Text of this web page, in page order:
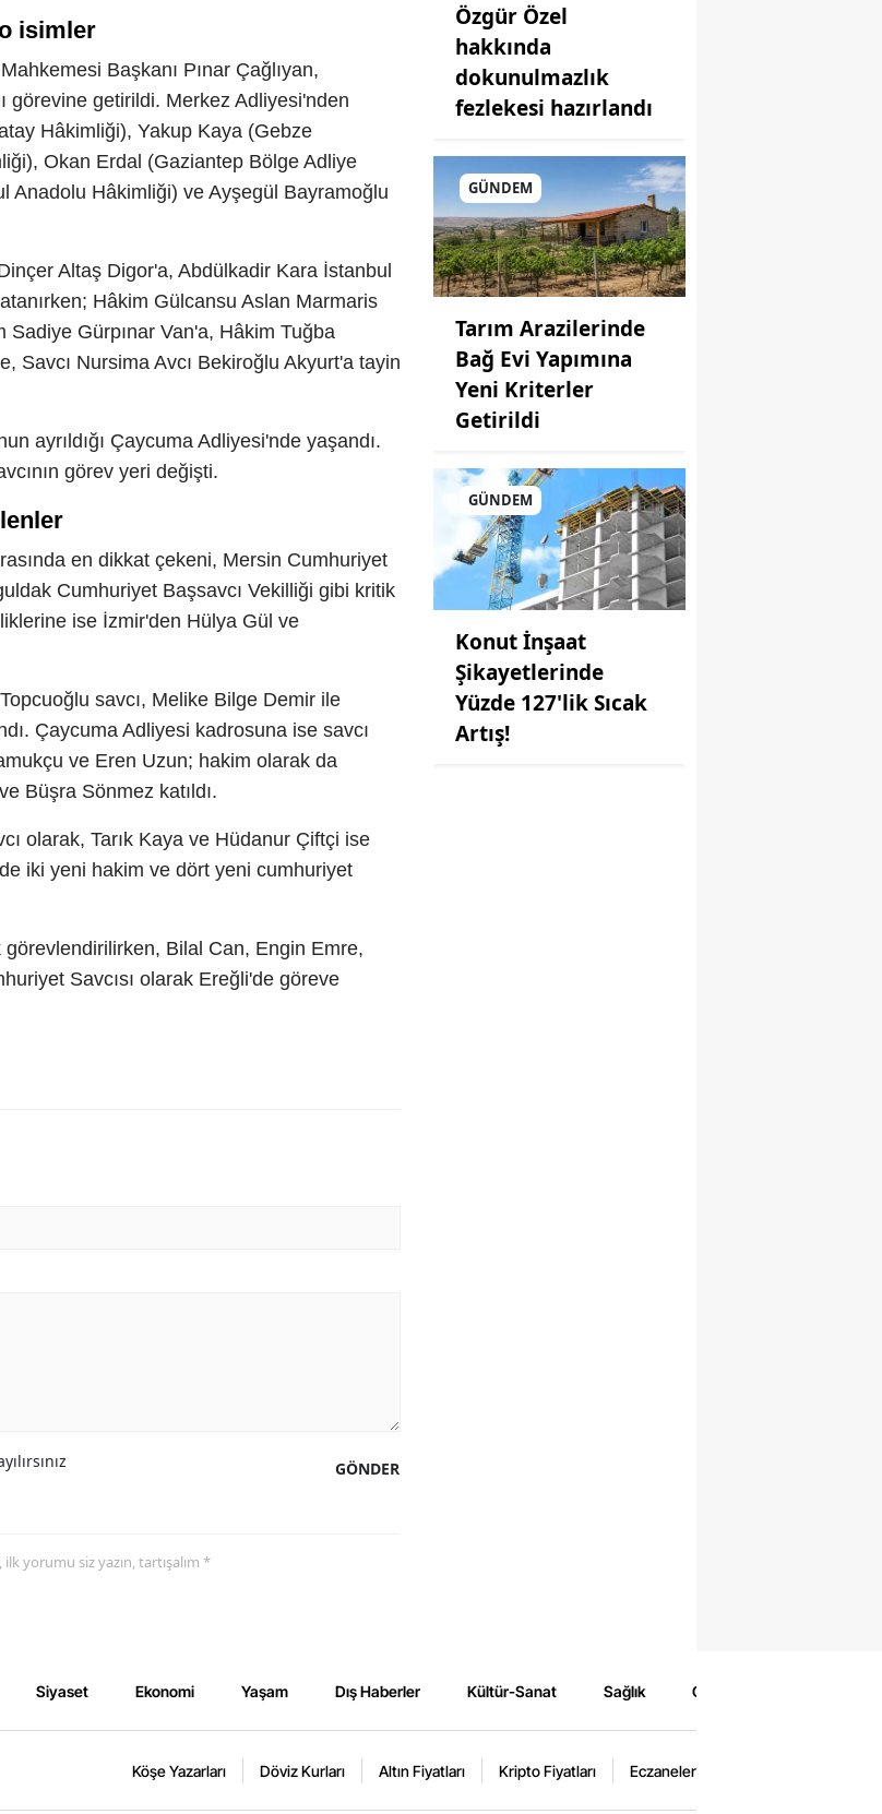
isimler
Başkanı Pınar Çağlıyan,
görevine getirildi. Merkez Adliyesi'nden
Hâkimliği), Yakup Kaya (Gebze
Okan Erdal (Gaziantep Bölge Adliye
Anadolu Hâkimliği) ve Ayşegül Bayramoğlu
Altaş Digor'a, Abdülkadir Kara İstanbul
Hâkim Gülcansu Aslan Marmaris
Gürpınar Van'a, Hâkim Tuğba
Savcı Nursima Avcı Bekiroğlu Akyurt'a tayin
ayrıldığı Çaycuma Adliyesi'nde yaşandı.
görev yeri değişti.
en dikkat çekeni, Mersin Cumhuriyet
Cumhuriyet Başsavcı Vekilliği gibi kritik
ise İzmir'den Hülya Gül ve
savcı, Melike Bilge Demir ile
Çaycuma Adliyesi kadrosuna ise savcı
ve Eren Uzun; hakim olarak da
Büşra Sönmez katıldı.
olarak, Tarık Kaya ve Hüdanur Çiftçi ise
iki yeni hakim ve dört yeni cumhuriyet
Bilal Can, Engin Emre,
Savcısı olarak Ereğli'de göreve
GÖNDER
yorumu siz yazın, tartışalım *
Özgür Özel
hakkında
dokunulmazlık
fezlekesi hazırlandı
GÜNDEM
Tarım Arazilerinde
Bağ Evi Yapımına
Yeni Kriterler
Getirildi
GÜNDEM
Konut İnşaat
Şikayetlerinde
Yüzde 127'lik Sıcak
Artış!
Siyaset Ekonomi Yaşam Dış Haberler Kültür-Sanat Sağlık Çevre
Köşe Yazarları Döviz Kurları Altın Fiyatları Kripto Fiyatları Eczaneler